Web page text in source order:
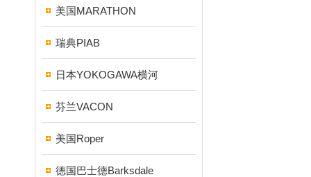
美国MARATHON
瑞典PIAB
日本YOKOGAWA横河
芬兰VACON
美国Roper
德国巴士德Barksdale